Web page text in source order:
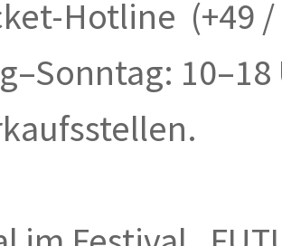
Hotline (+49 /